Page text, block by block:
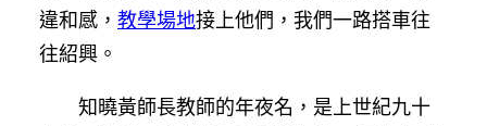
違和感， 教學場地接上他們，我們一路搭車往
往紹興。
知曉黃師長教師的年夜名，是上世紀九十